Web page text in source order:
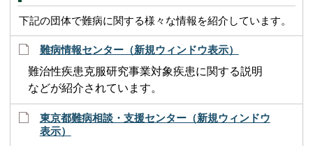
下記の団体で難病に関する様々な情報を紹介しています。
難病情報センター（新規ウィンドウ表示）
難治性疾患克服研究事業対象疾患に関する説明
などが紹介されています。
東京都難病相談・支援センター（新規ウィンドウ
表示）